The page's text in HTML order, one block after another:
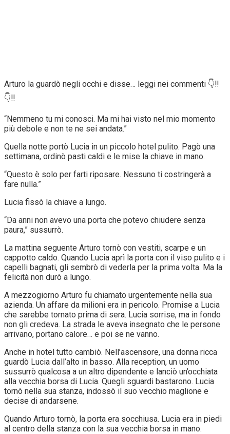
Arturo la guardò negli occhi e disse… leggi nei commenti 👇‼️
👇‼️
“Nemmeno tu mi conosci. Ma mi hai visto nel mio momento
più debole e non te ne sei andata.”
Quella notte portò Lucia in un piccolo hotel pulito. Pagò una
settimana, ordinò pasti caldi e le mise la chiave in mano.
“Questo è solo per farti riposare. Nessuno ti costringerà a
fare nulla.”
Lucia fissò la chiave a lungo.
“Da anni non avevo una porta che potevo chiudere senza
paura,” sussurrò.
La mattina seguente Arturo tornò con vestiti, scarpe e un
cappotto caldo. Quando Lucia aprì la porta con il viso pulito e i
capelli bagnati, gli sembrò di vederla per la prima volta. Ma la
felicità non durò a lungo.
A mezzogiorno Arturo fu chiamato urgentemente nella sua
azienda. Un affare da milioni era in pericolo. Promise a Lucia
che sarebbe tornato prima di sera. Lucia sorrise, ma in fondo
non gli credeva. La strada le aveva insegnato che le persone
arrivano, portano calore… e poi se ne vanno.
Anche in hotel tutto cambiò. Nell’ascensore, una donna ricca
guardò Lucia dall’alto in basso. Alla reception, un uomo
sussurrò qualcosa a un altro dipendente e lanciò un’occhiata
alla vecchia borsa di Lucia. Quegli sguardi bastarono. Lucia
tornò nella sua stanza, indossò il suo vecchio maglione e
decise di andarsene.
Quando Arturo tornò, la porta era socchiusa. Lucia era in piedi
al centro della stanza con la sua vecchia borsa in mano.